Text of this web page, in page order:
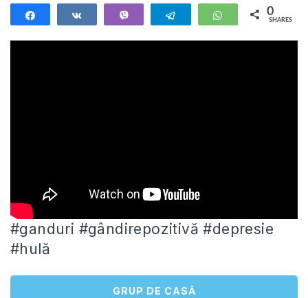
Telegram WhatsApp
0
SHARES
#ganduri #gândirepozitivă #depresie
#hulă
GRUP DE CASĂ